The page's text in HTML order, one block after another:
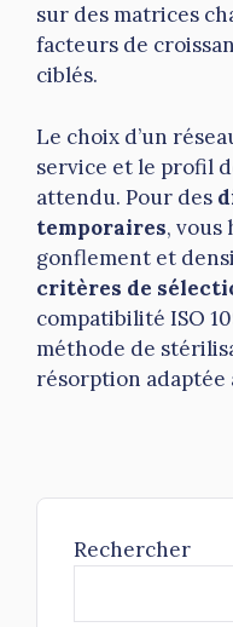
sur des matrices
facteurs de
ciblés.
Le choix d’un
service et le profil
attendu. Pour des
temporaires, vous
gonflement et
critères de
compatibilité ISO
méthode de
résorption adaptée
Rechercher